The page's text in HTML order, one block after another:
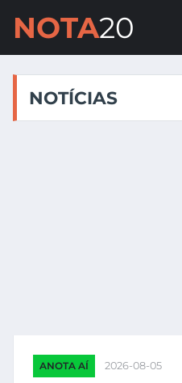
NOTA20
NOTÍCIAS
ANOTA AÍ 2026-08-05